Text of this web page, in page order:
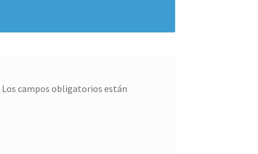
Los campos obligatorios están